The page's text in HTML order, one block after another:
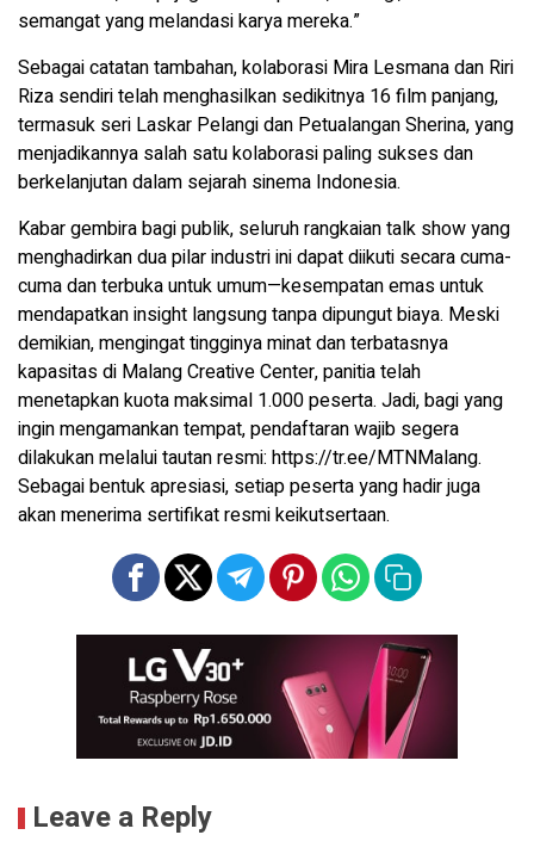
semangat yang melandasi karya mereka.”
Sebagai catatan tambahan, kolaborasi Mira Lesmana dan Riri
Riza sendiri telah menghasilkan sedikitnya 16 film panjang,
termasuk seri Laskar Pelangi dan Petualangan Sherina, yang
menjadikannya salah satu kolaborasi paling sukses dan
berkelanjutan dalam sejarah sinema Indonesia.
Kabar gembira bagi publik, seluruh rangkaian talk show yang
menghadirkan dua pilar industri ini dapat diikuti secara cuma-
cuma dan terbuka untuk umum—kesempatan emas untuk
mendapatkan insight langsung tanpa dipungut biaya. Meski
demikian, mengingat tingginya minat dan terbatasnya
kapasitas di Malang Creative Center, panitia telah
menetapkan kuota maksimal 1.000 peserta. Jadi, bagi yang
ingin mengamankan tempat, pendaftaran wajib segera
dilakukan melalui tautan resmi: https://tr.ee/MTNMalang.
Sebagai bentuk apresiasi, setiap peserta yang hadir juga
akan menerima sertifikat resmi keikutsertaan.
Leave a Reply